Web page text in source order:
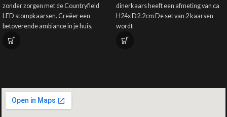
zonder zorgen met de Countryfield
LED stompkaarsen. Creëer een
betoverende ambiance in je huis,
waarbij stijl, gemak en veiligheid
samenkomen.
Gebruik: binnen of buiten
dinerkaars heeft een afmeting van ca
H24x D2.2cm De set van 2 kaarsen
wordt